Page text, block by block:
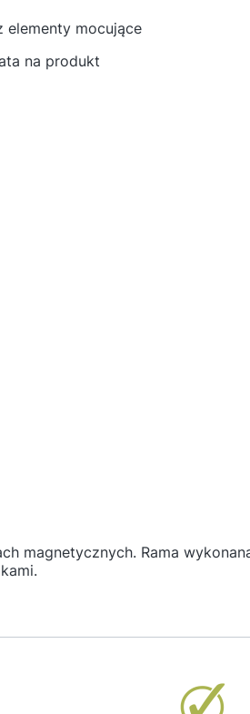
elementy mocujące
na produkt
magnetycznych. Rama